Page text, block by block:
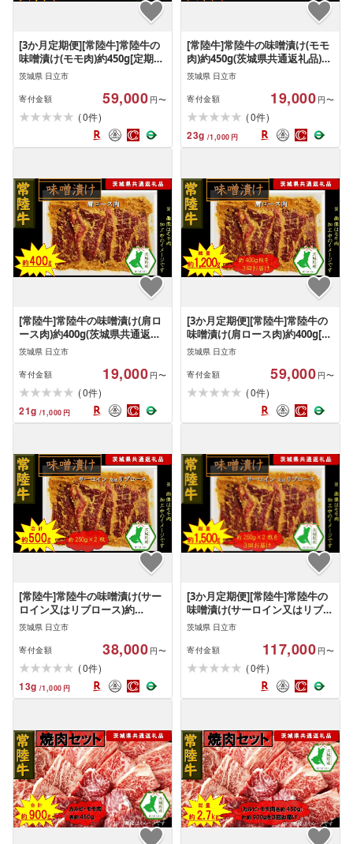
[3か月定期便][常陸牛]常陸牛の
味噌漬け(モモ肉)約450g[定期
便]計3回 総量約1,350g(茨城県
共通返礼品)[常陸牛 茨城県産 日
立市]
茨城県 日立市
寄付金額 59,000 円〜
(0件)
[常陸牛]常陸牛の味噌漬け(モモ
肉)約450g(茨城県共通返礼品)
[常陸牛 茨城県産 日立市]
茨城県 日立市
寄付金額 19,000 円〜
(0件)
23g /1,000 円
[常陸牛]常陸牛の味噌漬け(肩ロ
ース肉)約400g(茨城県共通返礼
品)[常陸牛 茨城県産 日立市]
茨城県 日立市
寄付金額 19,000 円〜
(0件)
21g /1,000 円
[3か月定期便][常陸牛]常陸牛の
味噌漬け(肩ロース肉)約400g[定
期便]計3回 総量約1,200g(茨城
県共通返礼品)[常陸牛 茨城県産
日立市]
茨城県 日立市
寄付金額 59,000 円〜
(0件)
[常陸牛]常陸牛の味噌漬け(サー
ロイン又はリブロース)約
500g(茨城県共通返礼品)[常陸牛
茨城県産 日立市]
茨城県 日立市
寄付金額 38,000 円〜
(0件)
13g /1,000 円
[3か月定期便][常陸牛]常陸牛の
味噌漬け(サーロイン又はリブロ
ース)約500g[定期便]計3回 総量
約1,500g(茨城県共通返礼品)[常
陸牛 茨城県産 日立市]
茨城県 日立市
寄付金額 117,000 円〜
(0件)